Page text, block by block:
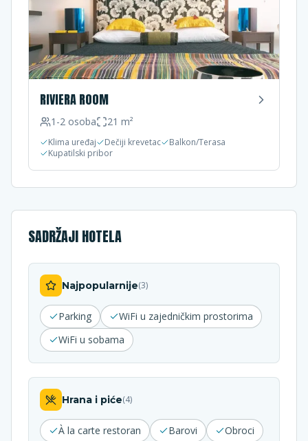
RIVIERA ROOM
1-2 osoba 21 m²
Klima uređaj Dečiji krevetac
Balkon/Terasa
Kupatilski pribor
SADRŽAJI HOTELA
Najpopularnije(3)
Parking
WiFi u zajedničkim prostorima
WiFi u sobama
Hrana i piće(4)
À la carte restoran Barovi
Obroci